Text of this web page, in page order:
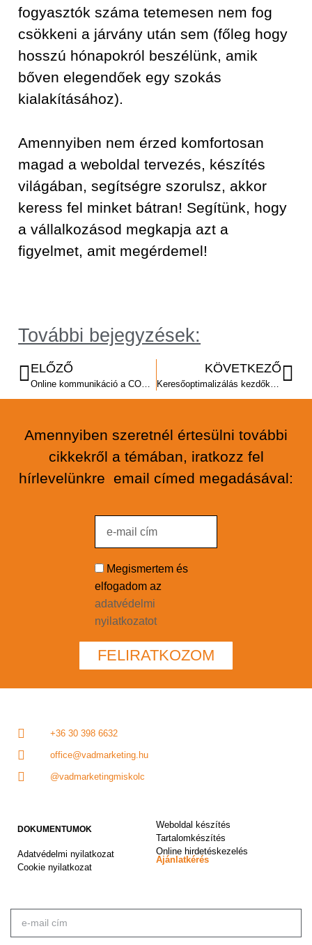
fogyasztók száma tetemesen nem fog
csökkeni a járvány után sem (főleg hogy
hosszú hónapokról beszélünk, amik
bőven elegendőek egy szokás
kialakításához).
Amennyiben nem érzed komfortosan
magad a weboldal tervezés, készítés
világában, segítségre szorulsz, akkor
keress fel minket bátran! Segítünk, hogy
a vállalkozásod megkapja azt a
figyelmet, amit megérdemel!
További bejegyzések:
ELŐZŐ KÖVETKEZŐ
Amennyiben szeretnél értesülni további
cikkekről a témában, iratkozz fel
hírlevelünkre email címed megadásával:
Megismertem és
elfogadom az
adatvédelmi
nyilatkozatot
FELIRATKOZOM
+36 30 398 6632
office@vadmarketing.hu
@vadmarketingmiskolc
DOKUMENTUMOK
Adatvédelmi nyilatkozat
Cookie nyilatkozat
Weboldal készítés
Tartalomkészítés
Online hirdetéskezelés
Ajánlatkérés